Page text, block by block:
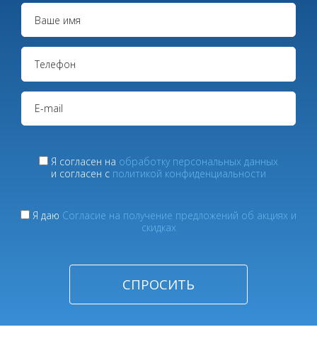
Я согласен на обработку персональных данных
и согласен с политикой конфиденциальности
Я даю Согласие на получение предложений об акциях и
скидках